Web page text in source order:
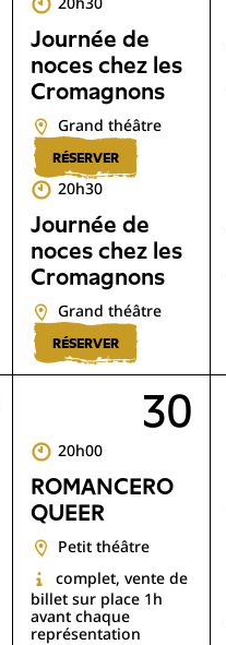
Journée de
noces chez les
Cromagnons
Grand théâtre
RÉSERVER
20h30
Journée de
noces chez les
Cromagnons
Grand théâtre
RÉSERVER
30
20h00
ROMANCERO
QUEER
Petit théâtre
complet, vente de
billet sur place 1h
avant chaque
représentation